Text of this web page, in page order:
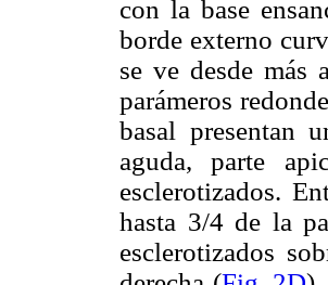
con la base
borde externo
se ve desde más
parámeros
basal presentan
aguda, parte
esclerotizados.
hasta 3/4 de la
esclerotizados